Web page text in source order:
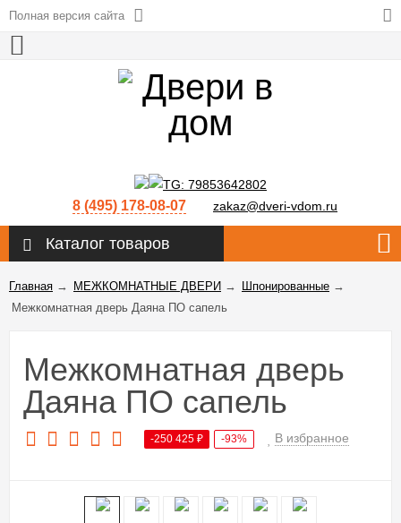
Полная версия сайта
8 (495) 178-08-07 zakaz@dveri-vdom.ru
Каталог товаров
Главная → МЕЖКОМНАТНЫЕ ДВЕРИ → Шпонированные →
Межкомнатная дверь Даяна ПО сапель
Межкомнатная дверь
Даяна ПО сапель
-250 425 ₽ -93% В избранное